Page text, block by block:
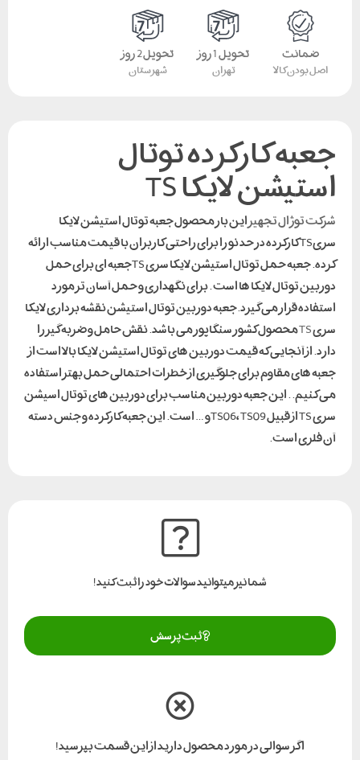
ضمانت
اصل بودن کالا
تحویل 1 روز
تهران
تحویل 2 روز
شهرستان
جعبه کارکرده توتال
استیشن لایکا TS
شرکت توژال تجهیزاین بار محصول جعبه توتال استیشن لایکا
سریTS کارکرده در حد نو را برای راحتی کاربران با قیمت مناسب ارائه
کرده. جعبه حمل توتال استیشن لایکا سری TSجعبه ای برای حمل
دوربین توتال لایکا ها است . برای نگهداری و حمل آسان تر مورد
استفاده قرار می گیرد.جعبه دوربین توتال استیشن نقشه برداری لایکا
سریTSمحصول کشور سنگاپور می باشد. نقش حامل و ضربه گیر را
دارد. از آنجایی که قیمت دوربین های توتال استیشن لایکا بالا است از
جعبه های مقاوم برای جلوگیری از خطرات احتمالی حمل بهتر استفاده
می کنیم. . این جعبه دوربین مناسب برای دوربین های توتال اسیشن
سری TS از قبیل TS06، TS09و … است. این جعبه کارکرده و جنس دسته
آن فلزی است.
شما نیز میتوانید سوالات خود را ثبت کنید!
ثبت پرسش
اگر سوالی در مورد محصول دارید از این قسمت بپرسید!